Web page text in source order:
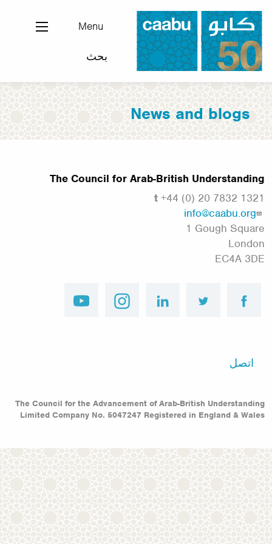
تجاوز
إلى
المحتوى
الرئيسي
مجلس التفاهم العربي-البريطاني
Menu
بحث
News and blogs
The Council for Arab-British Understanding
t +44 (0) 20 7832 1321
info@caabu.org
1 Gough Square
London
EC4A 3DE
facebook
twitter
linkedin
instagram
Footer
menu
اتصل
The Council for the Advancement of Arab-British Understanding
Limited Company No. 5047247 Registered in England & Wales